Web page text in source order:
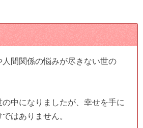
間関係の悩みが尽きない世の
中になりましたが、幸せを手に
はありません。